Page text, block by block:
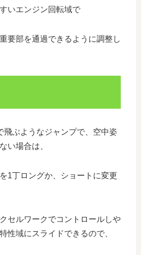
いエンジン回転域で
要部を通過できるように調整し
飛ぶようなジャンプで、空中姿
い場合は、
1丁ロングか、ショートに変更
セルワークでコントロールしや
性域にスライドできるので、